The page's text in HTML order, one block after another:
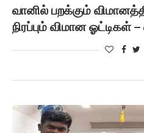
வானில் பறக்கும்
நிரப்பும் விமான ஓட்டிகள்